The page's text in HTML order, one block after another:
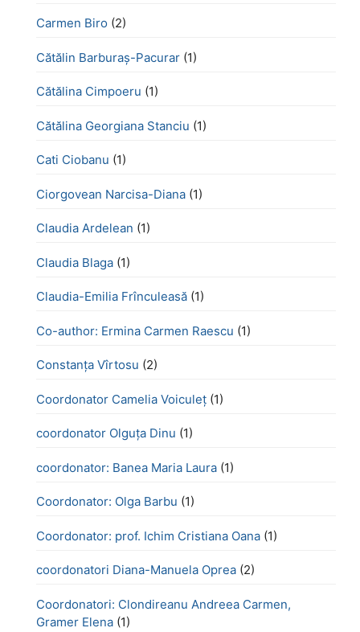
Carmen Biro (2)
Cătălin Barburaș-Pacurar (1)
Cătălina Cimpoeru (1)
Cătălina Georgiana Stanciu (1)
Cati Ciobanu (1)
Ciorgovean Narcisa-Diana (1)
Claudia Ardelean (1)
Claudia Blaga (1)
Claudia-Emilia Frînculeasă (1)
Co-author: Ermina Carmen Raescu (1)
Constanța Vîrtosu (2)
Coordonator Camelia Voiculeț (1)
coordonator Olguța Dinu (1)
coordonator: Banea Maria Laura (1)
Coordonator: Olga Barbu (1)
Coordonator: prof. Ichim Cristiana Oana (1)
coordonatori Diana-Manuela Oprea (2)
Coordonatori: Clondireanu Andreea Carmen,
Gramer Elena (1)